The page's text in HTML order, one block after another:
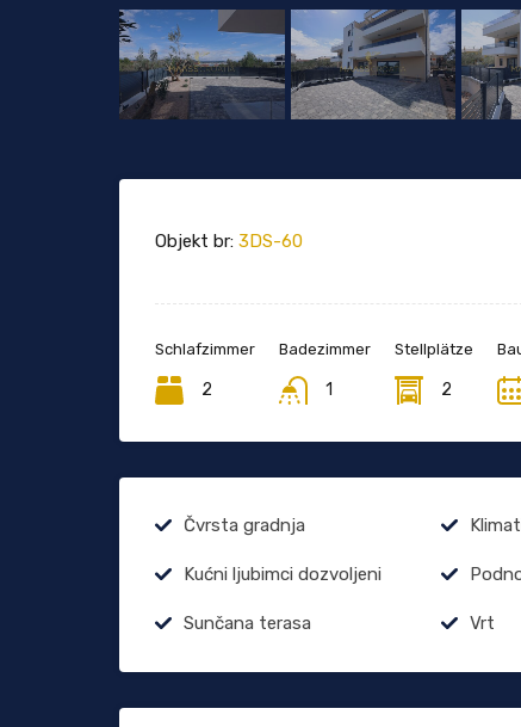
Objekt br: 3DS-60
Schlafzimmer
2
Badezimmer
1
Stellplätze
2
Čvrsta gradnja
Kućni ljubimci dozvoljeni
Sunčana terasa Vrt